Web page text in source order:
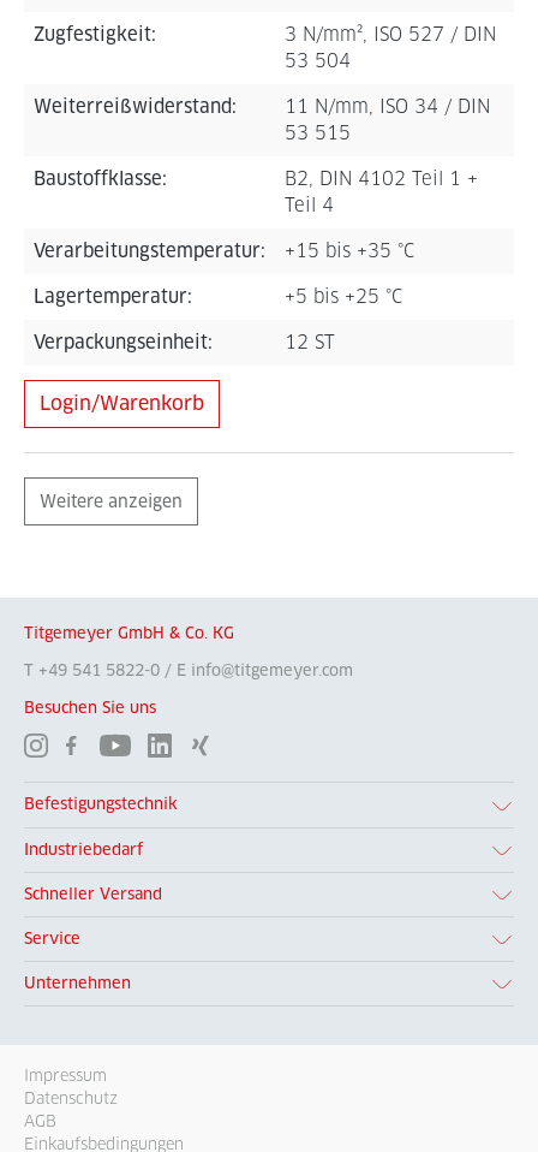
Zugfestigkeit:
3 N/mm², ISO 527 / DIN
53 504
Weiterreißwiderstand:
11 N/mm, ISO 34 / DIN
53 515
Baustoffklasse:
B2, DIN 4102 Teil 1 +
Teil 4
Verarbeitungstemperatur: +15 bis +35 °C
Lagertemperatur: +5 bis +25 °C
Verpackungseinheit: 12 ST
Login/Warenkorb
Weitere anzeigen
Titgemeyer GmbH & Co. KG
T +49 541 5822-0 / E info@titgemeyer.com
Besuchen Sie uns
Befestigungstechnik
Industriebedarf
Schneller Versand
Service
Unternehmen
Impressum
Datenschutz
AGB
Einkaufsbedingungen